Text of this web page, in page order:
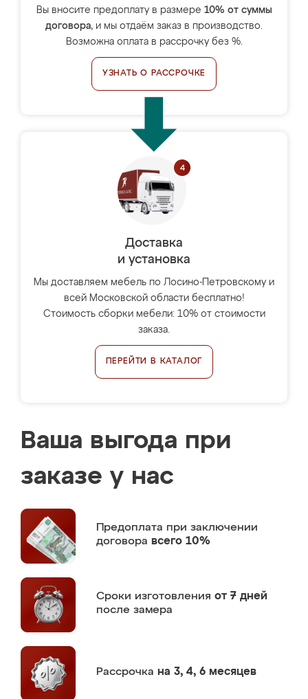
Вы вносите предоплату в размере 10% от суммы
договора, и мы отдаём заказ в производство.
Возможна оплата в рассрочку без %.
УЗНАТЬ О РАССРОЧКЕ
Доставка
и установка
Мы доставляем мебель по Лосино-Петровскому и
всей Московской области бесплатно!
Стоимость сборки мебели: 10% от стоимости
заказа.
ПЕРЕЙТИ В КАТАЛОГ
Ваша выгода при
заказе у нас
Предоплата при заключении
договора всего 10%
Сроки изготовления от 7 дней
после замера
Рассрочка на 3, 4, 6 месяцев